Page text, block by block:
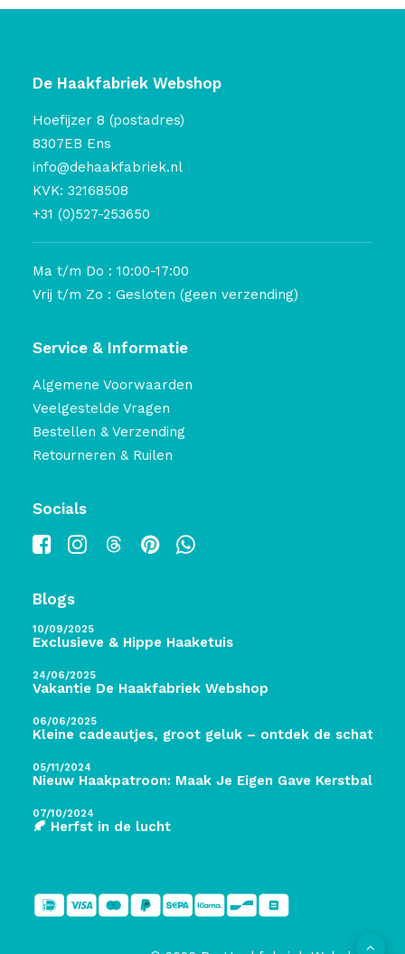
De Haakfabriek Webshop
Hoefijzer 8 (postadres)
8307EB Ens
info@dehaakfabriek.nl
KVK: 32168508
+31 (0)527-253650
Ma t/m Do : 10:00-17:00
Vrij t/m Zo : Gesloten (geen verzending)
Service & Informatie
Algemene Voorwaarden
Veelgestelde Vragen
Bestellen & Verzending
Retourneren & Ruilen
Socials
Blogs
10/09/2025
Exclusieve & Hippe Haaketuis
24/06/2025
Vakantie De Haakfabriek Webshop
06/06/2025
Kleine cadeautjes, groot geluk – ontdek de schatten
05/11/2024
Nieuw Haakpatroon: Maak Je Eigen Gave Kerstballen!
07/10/2024
🍂 Herfst in de lucht